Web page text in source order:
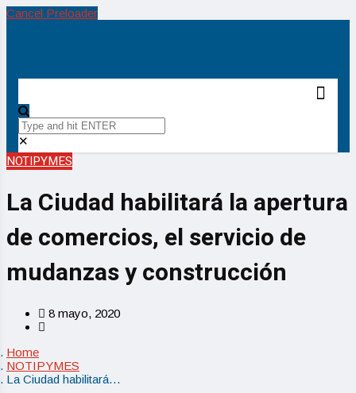
Cancel Preloader
✕
NOTIPYMES
La Ciudad habilitará la apertura
de comercios, el servicio de
mudanzas y construcción
8 mayo, 2020
Home
NOTIPYMES
La Ciudad habilitará…